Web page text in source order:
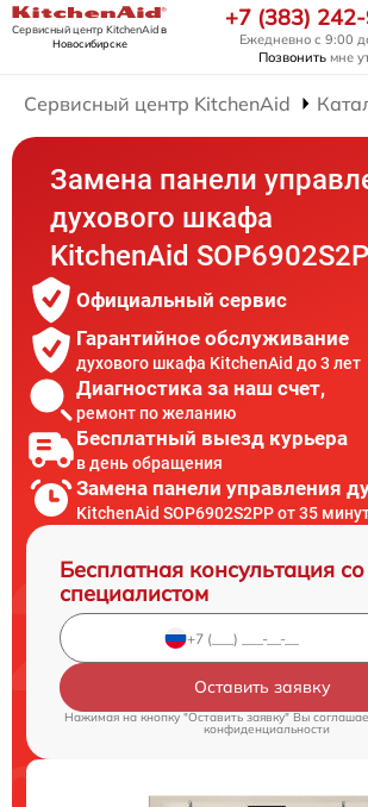
Сервисный центр KitchenAidв
Новосибирске
+7 (383)
Ежедневно с 9:00
Позвонить мне
Сервисный центр KitchenAid
Замена панели
духового шкафа
KitchenAid
Официальный сервис
Гарантийное обслуживание
духового шкафа KitchenAid до 3 лет
Диагностика за наш счет,
ремонт по желанию
Бесплатный выезд курьера
в день обращения
Замена панели управления
KitchenAid SOP6902S2PP от 35
Бесплатная консультация со
специалистом
Оставить заявку
Нажимая на кнопку "Оставить заявку" Вы
конфиденциальности